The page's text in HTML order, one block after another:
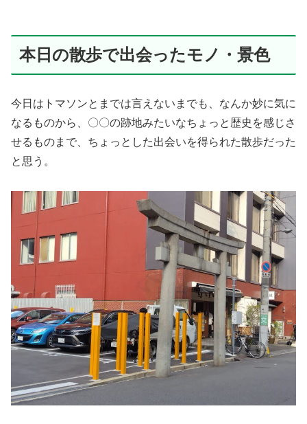
本日の散歩で出会ったモノ・景色
今日はトマソンとまでは言えないまでも、なんか妙に気に
なるものから、〇〇の跡地みたいなちょっと歴史を感じさ
せるものまで、ちょっとした出会いを得られた散歩だった
と思う。